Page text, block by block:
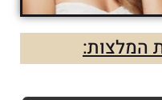
המלצות: